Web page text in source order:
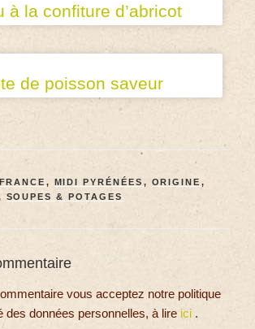
à la confiture d’abricot
de poisson saveur
FRANCE , MIDI PYRÉNÉES , ORIGINE ,
SOUPES & POTAGES
vous acceptez notre politique
des données personnelles, à lire ici .